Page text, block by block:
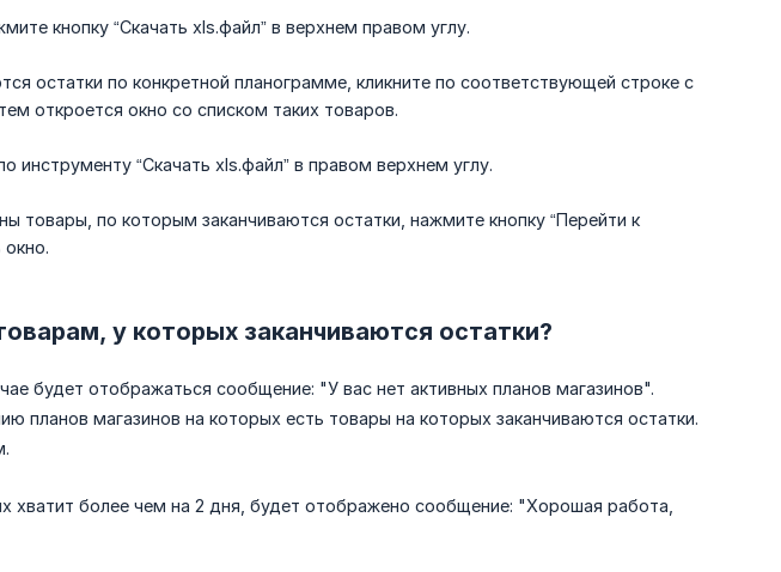
кнопку “Скачать xls.файл” в верхнем правом углу.
остатки по конкретной планограмме, кликните по соответствующей строке с
откроется окно со списком таких товаров.
инструменту “Скачать xls.файл” в правом верхнем углу.
товары, по которым заканчиваются остатки, нажмите кнопку “Перейти к
у которых заканчиваются остатки?
будет отображаться сообщение: "У вас нет активных планов магазинов".
планов магазинов на которых есть товары на которых заканчиваются остатки.
хватит более чем на 2 дня, будет отображено сообщение: "Хорошая работа,